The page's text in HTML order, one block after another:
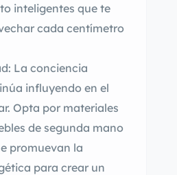
inteligentes que te
cada centímetro
La conciencia
influyendo en el
Opta por materiales
de segunda mano
promuevan la
para crear un